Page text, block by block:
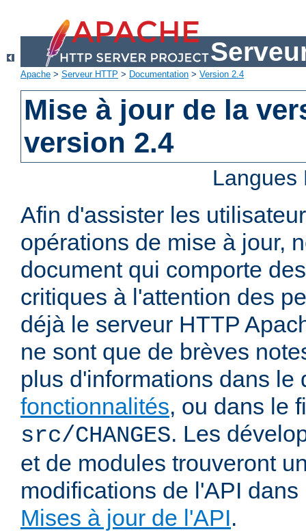
Apache > Serveur HTTP > Documentation > Version 2.4
Mise à jour de la
version 2.4
Afin d'assister les
opérations de mise à jour,
document qui comporte
critiques à l'attention des
déjà le serveur HTTP
ne sont que de brèves
plus d'informations dans
fonctionnalités, ou dans le
src/CHANGES. Les
et de modules trouveront
modifications de l'API
Mises à jour de l'API.